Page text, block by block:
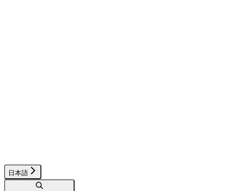
日本語